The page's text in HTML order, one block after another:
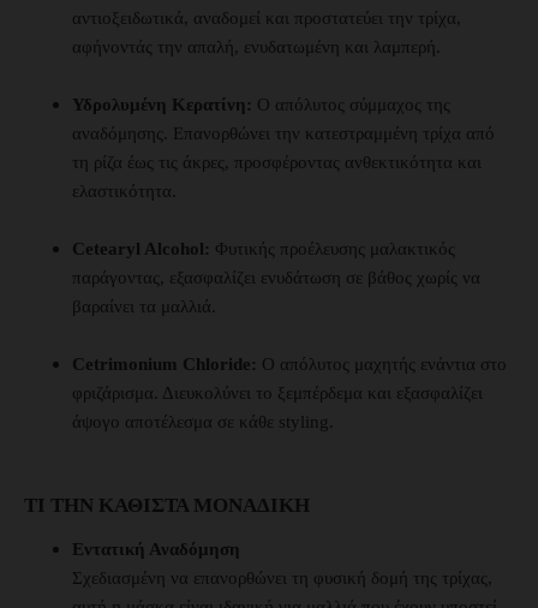
αντιοξειδωτικά, αναδομεί και προστατεύει την τρίχα,
αφήνοντάς την απαλή, ενυδατωμένη και λαμπερή.
Υδρολυμένη Κερατίνη: Ο απόλυτος σύμμαχος της
αναδόμησης. Επανορθώνει την κατεστραμμένη τρίχα από
τη ρίζα έως τις άκρες, προσφέροντας ανθεκτικότητα και
ελαστικότητα.
Cetearyl Alcohol: Φυτικής προέλευσης μαλακτικός
παράγοντας, εξασφαλίζει ενυδάτωση σε βάθος χωρίς να
βαραίνει τα μαλλιά.
Cetrimonium Chloride: Ο απόλυτος μαχητής ενάντια στο
φριζάρισμα. Διευκολύνει το ξεμπέρδεμα και εξασφαλίζει
άψογο αποτέλεσμα σε κάθε styling.
ΤΙ ΤΗΝ ΚΑΘΙΣΤΆ ΜΟΝΑΔΙΚΉ
Εντατική Αναδόμηση
Σχεδιασμένη να επανορθώνει τη φυσική δομή της τρίχας,